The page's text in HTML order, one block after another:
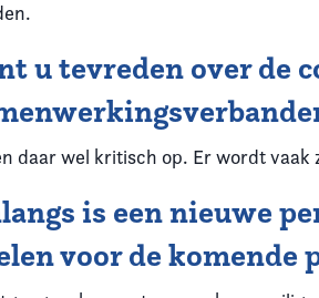
u tevreden over de
daar wel kritisch op. Er wordt
is een nieuwe
voor de komende